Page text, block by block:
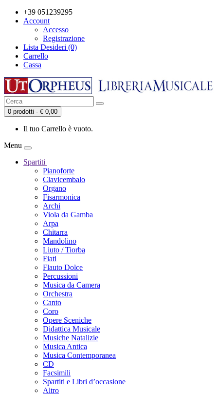
+39 051239295
Account
Accesso
Registrazione
Lista Desideri (0)
Carrello
Cassa
0 prodotti - € 0,00
Il tuo Carrello è vuoto.
Menu
Spartiti
Pianoforte
Clavicembalo
Organo
Fisarmonica
Archi
Viola da Gamba
Arpa
Chitarra
Mandolino
Liuto / Tiorba
Fiati
Flauto Dolce
Percussioni
Musica da Camera
Orchestra
Canto
Coro
Opere Sceniche
Didattica Musicale
Musiche Natalizie
Musica Antica
Musica Contemporanea
CD
Facsimili
Spartiti e Libri d’occasione
Altro